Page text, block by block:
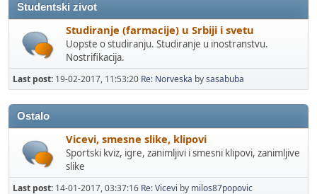
Studentski zivot
Studiranje (farmacije) u Srbiji i svetu
Uopste o studiranju. Studiranje u inostranstvu.
Nostrifikacija.
Last post: 19-02-2017, 11:53:20 Re: Norveska bysasabuba
Ostalo
Vicevi, smesne slike, klipovi
Sportski kviz, igre, zanimljivi i smesni klipovi, zanimljive
slike
Last post: 14-01-2017, 03:37:16 Re: Vicevi by milos87popovic